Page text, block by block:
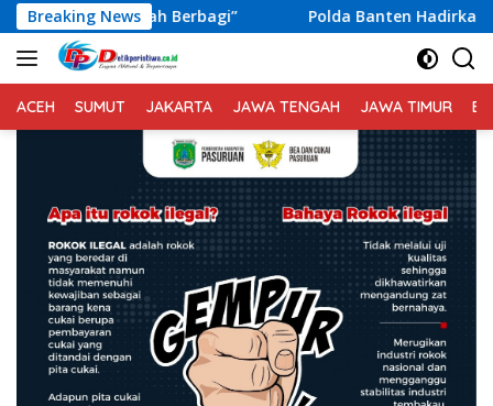
Langsung
ke
konten
Breaking News
Berbagi” Polda Banten Hadirkan Layanan SIM
ACEH SUMUT JAKARTA JAWA TENGAH JAWA TIMUR